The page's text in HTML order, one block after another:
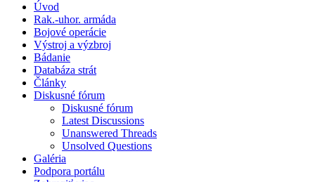
Úvod
Rak.-uhor. armáda
Bojové operácie
Výstroj a výzbroj
Bádanie
Databáza strát
Články
Diskusné fórum
Diskusné fórum
Latest Discussions
Unanswered Threads
Unsolved Questions
Galéria
Podpora portálu